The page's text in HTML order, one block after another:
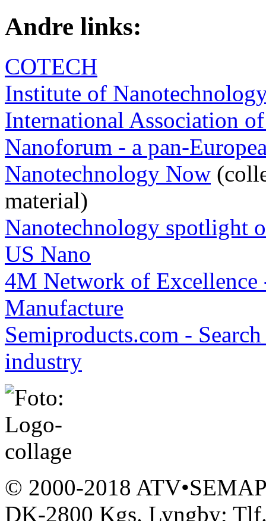
Andre links:
COTECH
Institute of
International Association
Nanoforum - a pan-
Nanotechnology Now
material)
Nanotechnology spotlight
US Nano
4M Network of
Manufacture
Semiproducts.com -
industry
© 2000-2018
DK-2800 Kgs. Lyngby;